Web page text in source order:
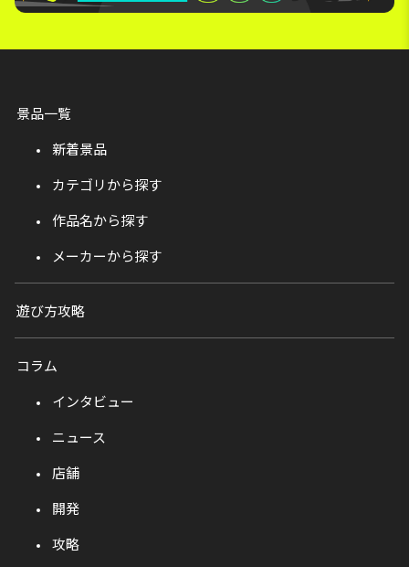
景品一覧
新着景品
カテゴリから探す
作品名から探す
メーカーから探す
遊び方攻略
コラム
インタビュー
ニュース
店舗
開発
攻略